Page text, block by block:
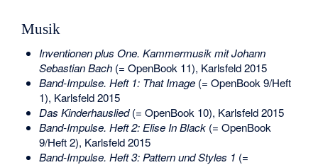
Musik
Inventionen plus One. Kammermusik mit Johann
Sebastian Bach(= OpenBook 11), Karlsfeld 2015
Band-Impulse. Heft 1: That Image(= OpenBook 9/Heft
1), Karlsfeld 2015
Das Kinderhauslied(= OpenBook 10), Karlsfeld 2015
Band-Impulse. Heft 2: Elise In Black(= OpenBook
9/Heft 2), Karlsfeld 2015
Band-Impulse. Heft 3: Pattern und Styles 1 (=